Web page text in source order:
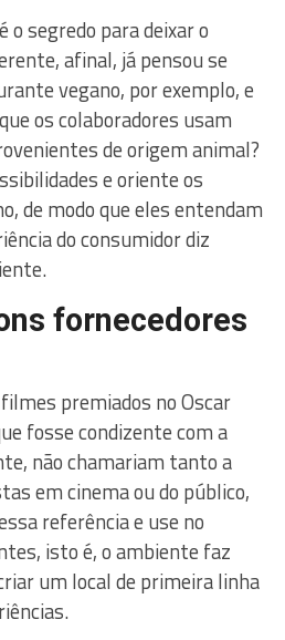
o segredo para deixar o
afinal, já pensou se
vegano, por exemplo, e
os colaboradores usam
de origem animal?
e oriente os
de modo que eles entendam
do consumidor diz
fornecedores
premiados no Oscar
fosse condizente com a
não chamariam tanto a
em cinema ou do público,
referência e use no
isto é, o ambiente faz
um local de primeira linha